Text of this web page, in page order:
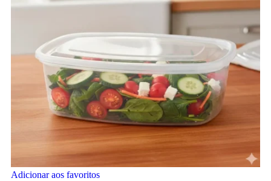
Adicionar aos favoritos